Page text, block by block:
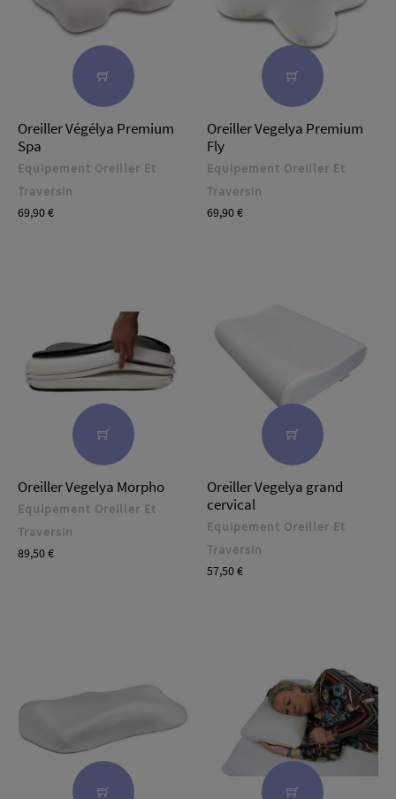
Oreiller Végélya Premium
Spa
Equipement Oreiller Et
Traversin
Prix
69,90 €
Oreiller Vegelya Premium
Fly
Equipement Oreiller Et
Traversin
Prix
69,90 €
Oreiller Vegelya Morpho
Equipement Oreiller Et
Traversin
Prix
89,50 €
Oreiller Vegelya grand
cervical
Equipement Oreiller Et
Traversin
Prix
57,50 €